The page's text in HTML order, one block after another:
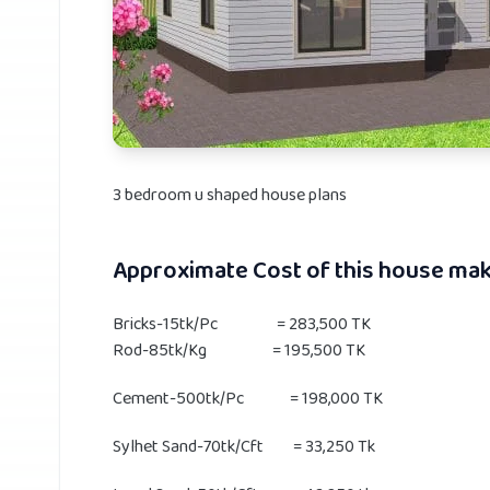
3 bedroom u shaped house plans
Approximate Cost of this house
Bricks-15tk/Pc = 283,500 TK
Rod-85tk/Kg = 195,500 TK
Cement-500tk/Pc = 198,000 TK
Sylhet Sand-70tk/Cft = 33,250 Tk